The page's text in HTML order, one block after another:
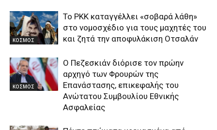
ΚΟΣΜΟΣ
Το PKK καταγγέλλει «σοβαρά λάθη»
στο νομοσχέδιο για τους μαχητές του
και ζητά την αποφυλάκιση Οτσαλάν
ΚΟΣΜΟΣ
Ο Πεζεσκιάν διόρισε τον πρώην
αρχηγό των Φρουρών της
Επανάστασης, επικεφαλής του
Ανώτατου Συμβουλίου Εθνικής
Ασφαλείας